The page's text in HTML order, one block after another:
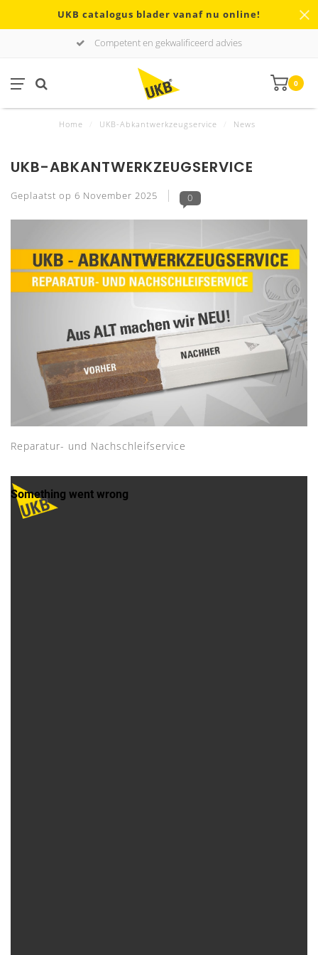
UKB catalogus blader vanaf nu online!
Competent en gekwalificeerd advies
0
Home UKB-Abkantwerkzeugservice News
UKB-ABKANTWERKZEUGSERVICE
Geplaatst op 6 November 2025 0
Reparatur- und Nachschleifservice